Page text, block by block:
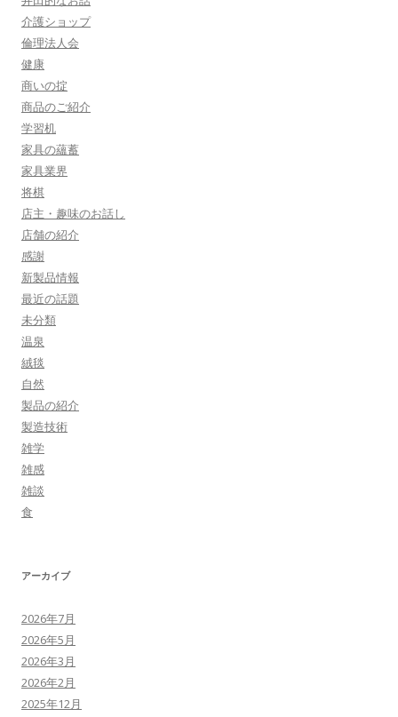
介護ショップ
倫理法人会
健康
商いの掟
商品のご紹介
学習机
家具の蘊蓄
家具業界
将棋
店主・趣味のお話し
店舗の紹介
感謝
新製品情報
最近の話題
未分類
温泉
絨毯
自然
製品の紹介
製造技術
雑学
雑感
雑談
食
アーカイブ
2026年7月
2026年5月
2026年3月
2026年2月
2025年12月